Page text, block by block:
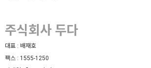
주식회사 두다
대표 : 배재호
팩스 : 1555-1250